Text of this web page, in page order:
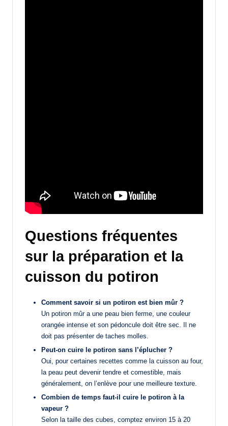
Questions fréquentes
sur la préparation et la
cuisson du potiron
Comment savoir si un potiron est bien mûr ?
Un potiron mûr a une peau bien ferme, une couleur
orangée intense et son pédoncule doit être sec. Il ne
doit pas présenter de taches molles.
Peut-on cuire le potiron sans l’éplucher ?
Oui, pour certaines recettes comme la cuisson au four,
la peau peut devenir tendre et comestible, mais
généralement, on l’enlève pour une meilleure texture.
Combien de temps faut-il cuire le potiron à la
vapeur ?
Selon la taille des cubes, comptez environ 15 à 20